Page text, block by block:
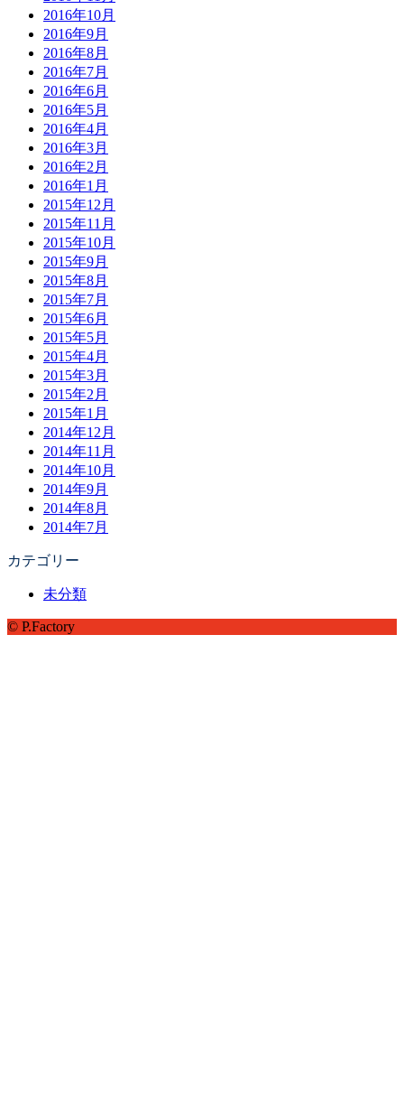
2016年10月
2016年9月
2016年8月
2016年7月
2016年6月
2016年5月
2016年4月
2016年3月
2016年2月
2016年1月
2015年12月
2015年11月
2015年10月
2015年9月
2015年8月
2015年7月
2015年6月
2015年5月
2015年4月
2015年3月
2015年2月
2015年1月
2014年12月
2014年11月
2014年10月
2014年9月
2014年8月
2014年7月
カテゴリー
未分類
© P.Factory